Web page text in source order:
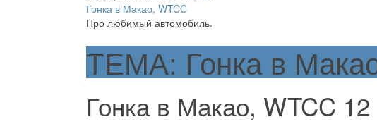
Гонка в Макао, WTCC
Про любимый автомобиль.
ТЕМА: Гонка в
Гонка в Макао, WTCC